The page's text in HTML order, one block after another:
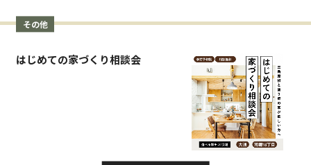
その他
はじめての家づくり相談会